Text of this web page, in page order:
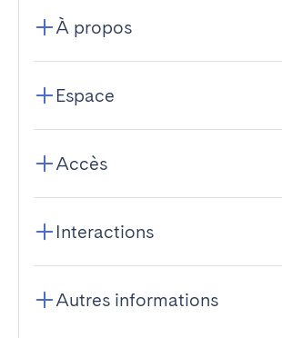
À propos
Espace
Accès
Interactions
Autres informations